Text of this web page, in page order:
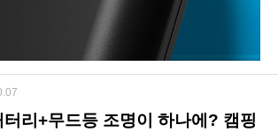
리+무드등 조명이 하나에? 캠핑